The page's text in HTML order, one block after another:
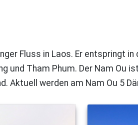
Fluss in Laos. Er entspringt
und Tham Phum. Der Nam Ou
Aktuell werden am Nam Ou 5